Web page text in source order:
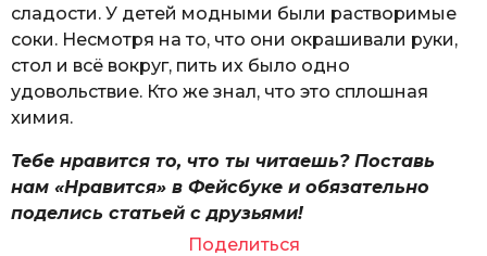
сладости. У детей модными были растворимые
соки. Несмотря на то, что они окрашивали руки,
стол и всё вокруг, пить их было одно
удовольствие. Кто же знал, что это сплошная
химия.
Тебе нравится то, что ты читаешь? Поставь
нам «Нравится» в Фейсбуке и обязательно
поделись статьей с друзьями!
Поделиться